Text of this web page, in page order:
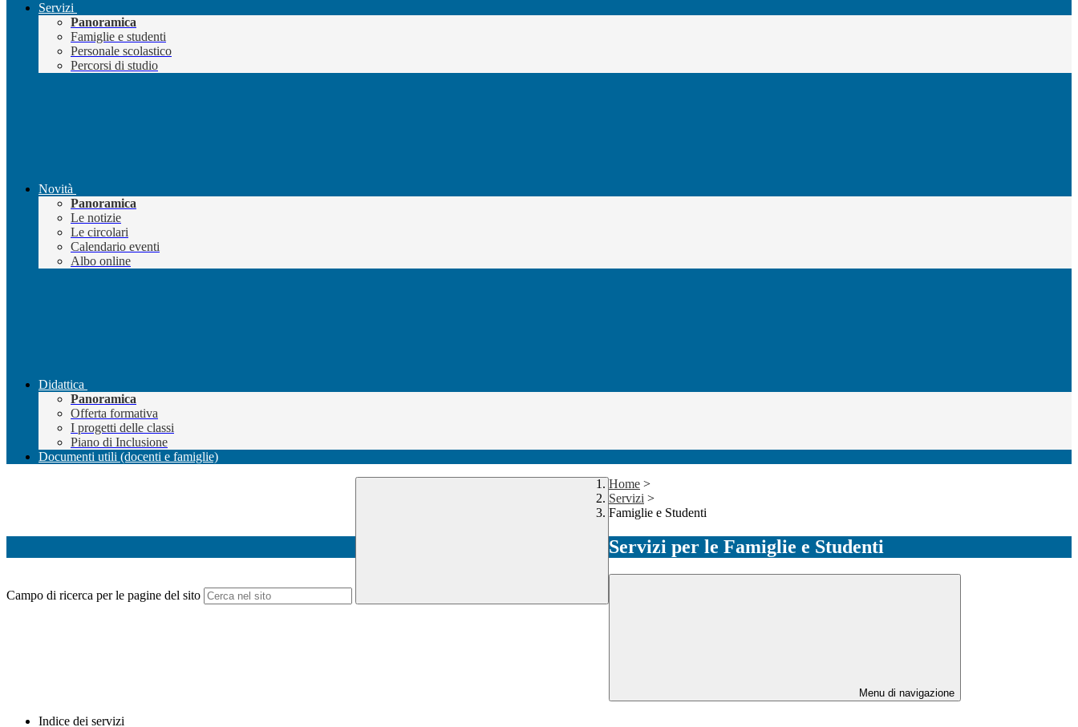
Servizi
Panoramica
Famiglie e studenti
Personale scolastico
Percorsi di studio
Novità
Panoramica
Le notizie
Le circolari
Calendario eventi
Albo online
Didattica
Panoramica
Offerta formativa
I progetti delle classi
Piano di Inclusione
Documenti utili (docenti e famiglie)
Campo di ricerca per le pagine del sito
Home >
Servizi >
Famiglie e Studenti
Servizi per le Famiglie e Studenti
Menu di navigazione
Indice dei servizi